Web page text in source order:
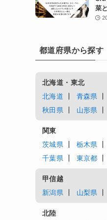
菜
都道府県から探す
北海道・東北
北海道
青森県
秋田県
山形県
関東
茨城県
栃木県
千葉県
東京都
甲信越
新潟県
山梨県
北陸